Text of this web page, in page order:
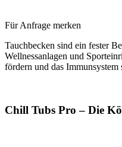
Für Anfrage merken
Tauchbecken sind ein fester
Wellnessanlagen und
fördern und das Immunsystem
Chill Tubs Pro – Die